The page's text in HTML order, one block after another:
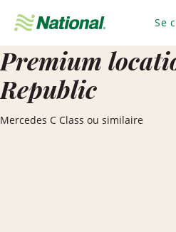
navigation
Se
Premium
Republic
Mercedes C Class ou similaire